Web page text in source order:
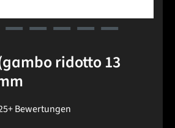
ridotto 13
Bewertungen